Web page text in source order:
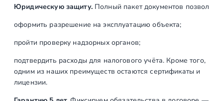
Юридическую защиту.Полный пакет документов позволяет:
оформить разрешение на эксплуатацию объекта;
пройти проверку надзорных органов;
подтвердить расходы для налогового учёта. Кроме того,
одним из наших преимуществ остаются сертификаты и
лицензии.